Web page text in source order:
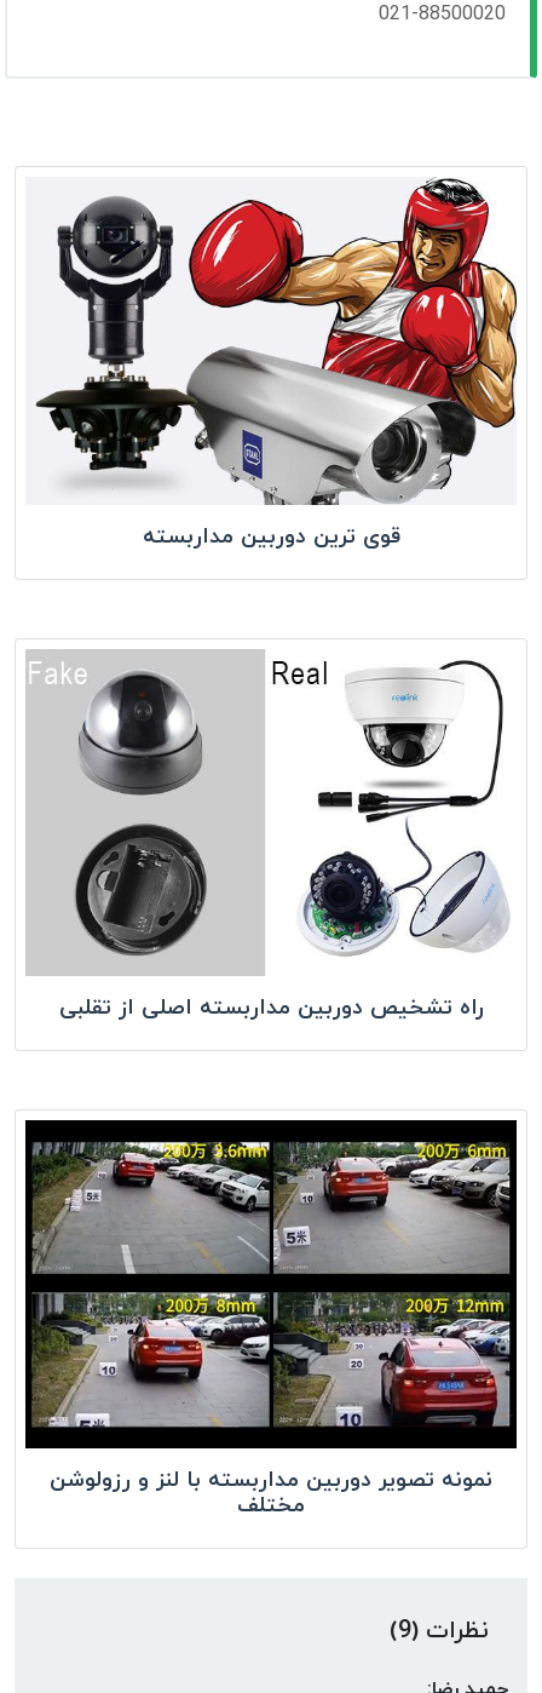
021-88500020
قوی ترین دوربین مداربسته
راه تشخیص دوربین مداربسته اصلی از تقلبی
نمونه تصویر دوربین مداربسته با لنز و رزولوشن
مختلف
نظرات (9)